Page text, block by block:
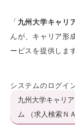
「 九州大学キャリ
んが、キャリア形
ービスを提供しま
システムのログイ
九州大学キャリ
ム （求人検索Ｎ